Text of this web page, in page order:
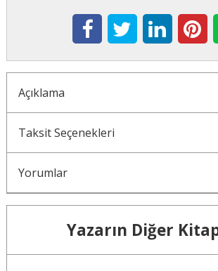
Açıklama
Taksit Seçenekleri
Yorumlar
Yazarın Diğer